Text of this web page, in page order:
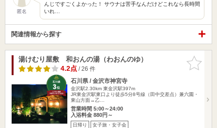
匿名
んじですごくよかった！ サウナは苦手なんだけどこれなら長時間
いれ…
関連情報から探す
お気に入
りに追加
湯けむり屋敷 和おんの湯（わおんのゆ）
4.2点/ 26 件
石川県 / 金沢市神宮寺
金沢駅2.30km 東金沢駅397m
JR東金沢駅東口より徒歩5分8号線（田中交差点）兼六園・
東山方面→乙…
営業時間 5:00～24:00
入浴料金 880円～
日帰り 女子旅・女子会